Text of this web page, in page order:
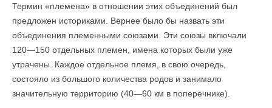
Термин «племена» в отношении этих объединений был
предложен историками. Вернее было бы назвать эти
объединения племенными союзами. Эти союзы включали
120—150 отдельных племен, имена которых были уже
утрачены. Каждое отдельное племя, в свою очередь,
состояло из большого количества родов и занимало
значительную территорию (40—60 км в поперечнике).